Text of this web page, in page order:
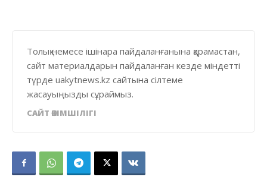
Толық немесе ішінара пайдаланғанына қарамастан,
сайт материалдарын пайдаланған кезде міндетті
түрде uakytnews.kz сайтына сілтеме
жасауыңызды сұраймыз.
САЙТ ӘКІМШІЛІГІ